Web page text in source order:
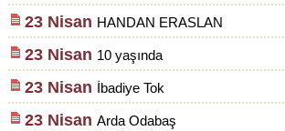
23 Nisan HANDAN ERASLAN
23 Nisan 10 yaşında
23 Nisan İbadiye Tok
23 Nisan Arda Odabaş